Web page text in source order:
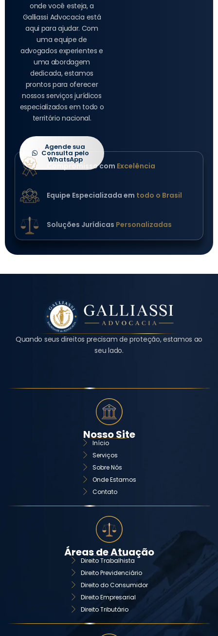
onde você esteja, a
Galliassi Advocacia está
aqui para ajudar. Com
uma equipe de
advogados experientes e
uma abordagem
dedicada, estamos
prontos para oferecer
nossos serviços jurídicos
especializados em todo o
território nacional.
Agende sua
Consulta pelo
WhatsApp
Compromisso com Excelência
Equipe Especializada em todo o Brasil
Soluções Jurídicas Personalizadas
Quando seus direitos precisam de proteção, estamos ao
seu lado.
Nosso Site
Início
Serviços
Sobre Nós
Onde Estamos
Contato
Áreas de Atuação
Direito Trabalhista
Direito Previdenciário
Direito do Consumidor
Direito Empresarial
Direito Tributário